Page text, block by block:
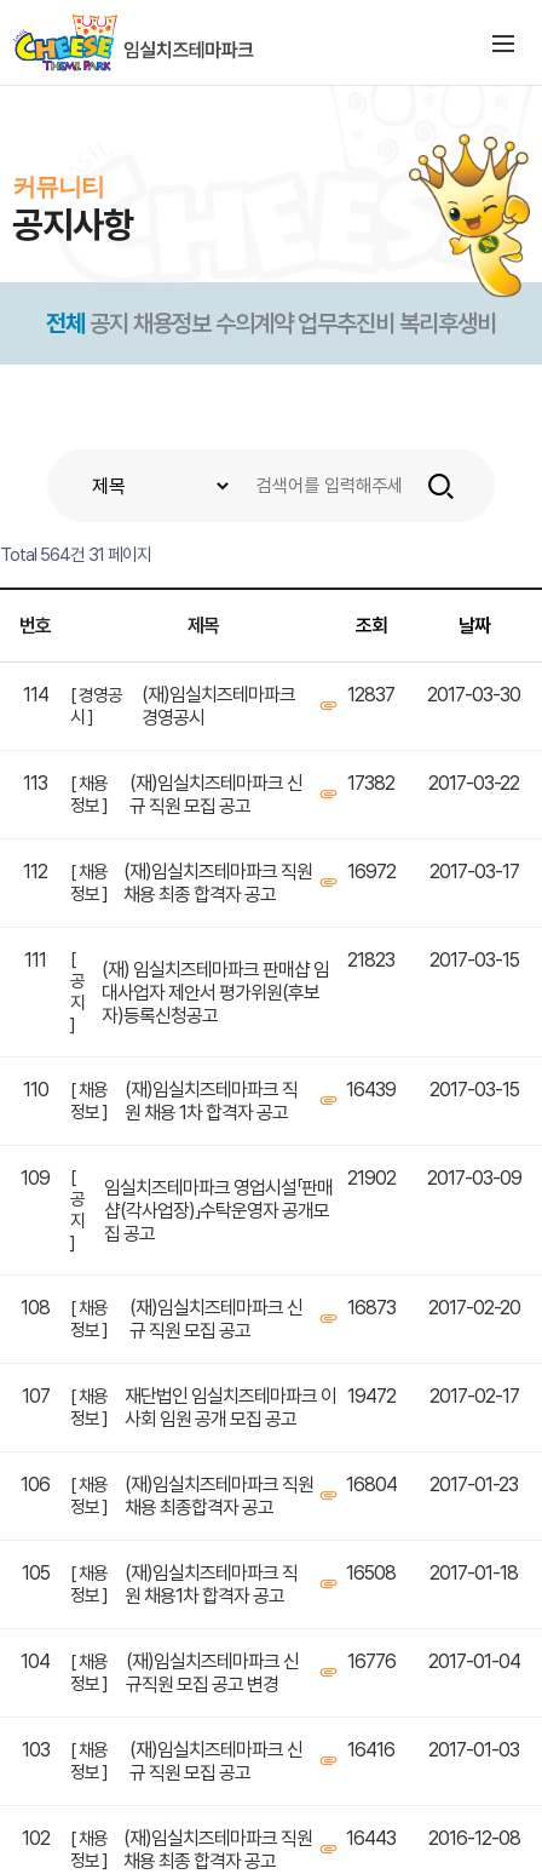
커뮤니티
공지사항
전체 공지 채용정보 수의계약 업무추진비 복리후생비
Total 564건 31 페이지
번호 제목 조회 날짜
114
[ 경영공
시 ]
(재)임실치즈테마파크
경영공시
12837 2017-03-30
113
[ 채용
정보 ]
(재)임실치즈테마파크 신
규 직원 모집 공고
17382 2017-03-22
112
[ 채용
정보 ]
(재)임실치즈테마파크 직원
채용 최종 합격자 공고
16972 2017-03-17
111
[
공
지
]
(재) 임실치즈테마파크 판매샵 임
대사업자 제안서 평가위원(후보
자)등록신청공고
21823 2017-03-15
110
[ 채용
정보 ]
(재)임실치즈테마파크 직
원 채용 1차 합격자 공고
16439 2017-03-15
109
[
공
지
]
임실치즈테마파크 영업시설「판매
샵(각사업장)」수탁운영자 공개모
집 공고
21902 2017-03-09
108
[ 채용
정보 ]
(재)임실치즈테마파크 신
규 직원 모집 공고
16873 2017-02-20
107
[ 채용
정보 ]
재단법인 임실치즈테마파크 이
사회 임원 공개 모집 공고
19472 2017-02-17
106
[ 채용
정보 ]
(재)임실치즈테마파크 직원
채용 최종합격자 공고
16804 2017-01-23
105
[ 채용
정보 ]
(재)임실치즈테마파크 직
원 채용1차 합격자 공고
16508 2017-01-18
104
[ 채용
정보 ]
(재)임실치즈테마파크 신
규직원 모집 공고 변경
16776 2017-01-04
103
[ 채용
정보 ]
(재)임실치즈테마파크 신
규 직원 모집 공고
16416 2017-01-03
102
[ 채용
정보 ]
(재)임실치즈테마파크 직원
채용 최종 합격자 공고
16443 2016-12-08